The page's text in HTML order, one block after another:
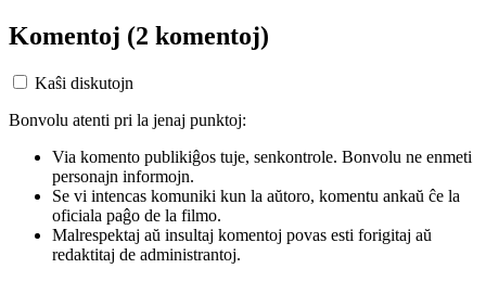
Komentoj (2 komentoj)
Kaŝi diskutojn
Bonvolu atenti pri la jenaj punktoj:
Via komento publikiĝos tuje, senkontrole. Bonvolu ne enmeti
personajn informojn.
Se vi intencas komuniki kun la aŭtoro, komentu ankaŭ ĉe la
oficiala paĝo de la filmo.
Malrespektaj aŭ insultaj komentoj povas esti forigitaj aŭ
redaktitaj de administrantoj.